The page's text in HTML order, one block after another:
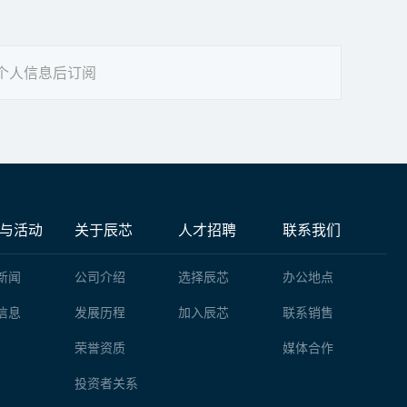
人信息后订阅
活动
闻
息
关于辰芯
公司介绍
发展历程
荣誉资质
投资者关系
人才招聘
选择辰芯
加入辰芯
联系我们
办公地点
联系销售
媒体合作